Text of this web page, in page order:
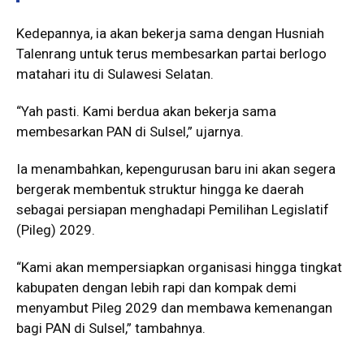
Kedepannya, ia akan bekerja sama dengan Husniah
Talenrang untuk terus membesarkan partai berlogo
matahari itu di Sulawesi Selatan.
“Yah pasti. Kami berdua akan bekerja sama
membesarkan PAN di Sulsel,” ujarnya.
Ia menambahkan, kepengurusan baru ini akan segera
bergerak membentuk struktur hingga ke daerah
sebagai persiapan menghadapi Pemilihan Legislatif
(Pileg) 2029.
“Kami akan mempersiapkan organisasi hingga tingkat
kabupaten dengan lebih rapi dan kompak demi
menyambut Pileg 2029 dan membawa kemenangan
bagi PAN di Sulsel,” tambahnya.